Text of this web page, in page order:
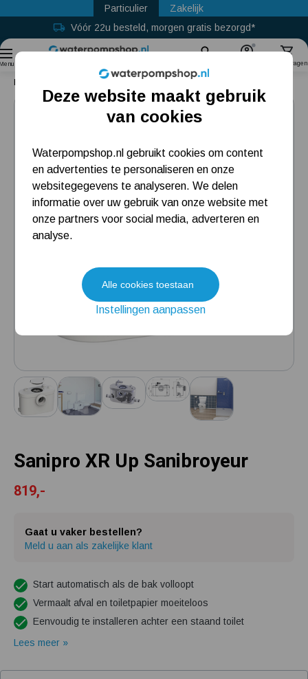
Particulier
Zakelijk
Vóór 22u besteld, morgen gratis bezorgd*
Gratis retour binnen 30 dagen
Winkelwagen
Hydrofoorpomp
Dompelpomp
Pompput
Meest gelezen blogs
Tuin besproeien? Lees hier welke tuinpomp u nodig heeft
Installatie van een beregenings- / hydrofoorpomp
Sanipro XR Up Sanibroyeur
819,-
Gaat u vaker bestellen?
Meld u aan als zakelijke klant
Start automatisch als de bak volloopt
Vermaalt afval en toiletpapier moeiteloos
Eenvoudig te installeren achter een staand toilet
Lees meer »
Deze website maakt gebruik
van cookies
Waterpompshop.nl gebruikt cookies om content
en advertenties te personaliseren en onze
websitegegevens te analyseren. We delen
informatie over uw gebruik van onze website met
onze partners voor social media, adverteren en
analyse.
Alle cookies toestaan
Instellingen aanpassen